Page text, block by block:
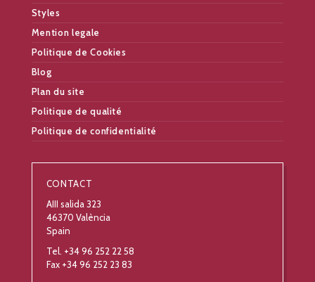
Styles
Mention legale
Politique de Cookies
Blog
Plan du site
Politique de qualité
Politique de confidentialité
CONTACT
AIII salida 323
46370 València
Spain
Tel. +34 96 252 22 58
Fax +34 96 252 23 83